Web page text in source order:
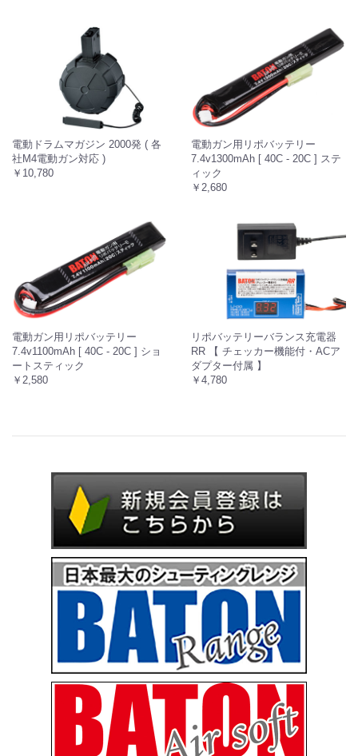
電動ドラムマガジン 2000発 ( 各
社M4電動ガン対応 )
￥10,780
電動ガン用リポバッテリー
7.4v1300mAh [ 40C - 20C ] ステ
ィック
￥2,680
電動ガン用リポバッテリー
7.4v1100mAh [ 40C - 20C ] ショ
ートスティック
￥2,580
リポバッテリーバランス充電器
RR 【 チェッカー機能付・ACア
ダプター付属 】
￥4,780